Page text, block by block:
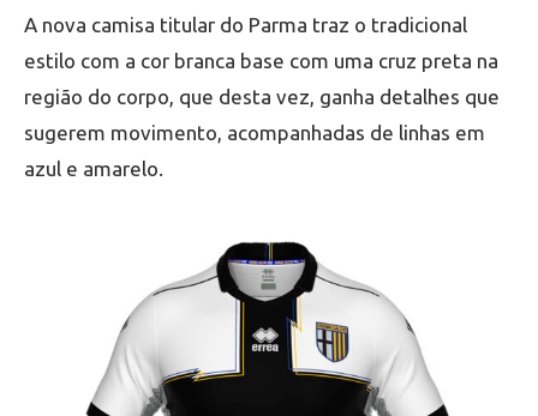
A nova camisa titular do Parma traz o tradicional
estilo com a cor branca base com uma cruz preta na
região do corpo, que desta vez, ganha detalhes que
sugerem movimento, acompanhadas de linhas em
azul e amarelo.